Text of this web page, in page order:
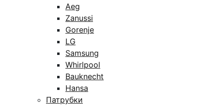
Aeg
Zanussi
Gorenje
LG
Samsung
Whirlpool
Bauknecht
Hansa
Патрубки